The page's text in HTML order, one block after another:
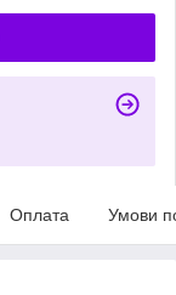
Оплата Умови